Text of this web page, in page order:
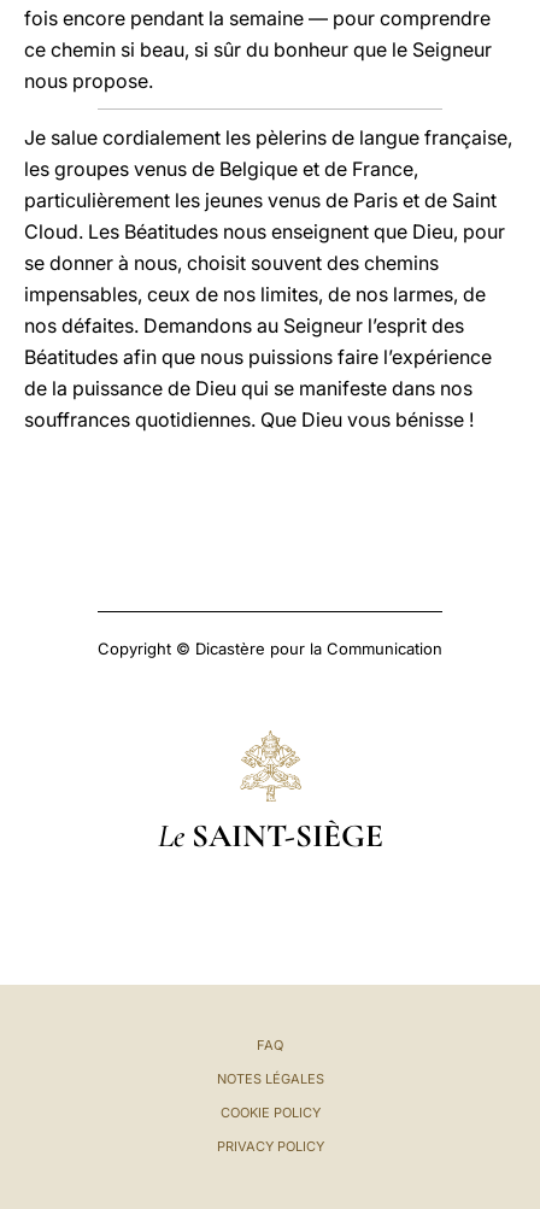
fois encore pendant la semaine — pour comprendre
ce chemin si beau, si sûr du bonheur que le Seigneur
nous propose.
Je salue cordialement les pèlerins de langue française,
les groupes venus de Belgique et de France,
particulièrement les jeunes venus de Paris et de Saint
Cloud. Les Béatitudes nous enseignent que Dieu, pour
se donner à nous, choisit souvent des chemins
impensables, ceux de nos limites, de nos larmes, de
nos défaites. Demandons au Seigneur l’esprit des
Béatitudes afin que nous puissions faire l’expérience
de la puissance de Dieu qui se manifeste dans nos
souffrances quotidiennes. Que Dieu vous bénisse !
Copyright © Dicastère pour la Communication
Le SAINT-SIÈGE
FAQ
NOTES LÉGALES
COOKIE POLICY
PRIVACY POLICY